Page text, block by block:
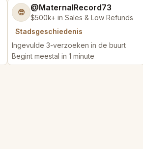
😎 @MaternalRecord73
$500k+ in Sales & Low Refunds
Stadsgeschiedenis
Ingevulde 3-verzoeken in de buurt
Begint meestal in 1 minute